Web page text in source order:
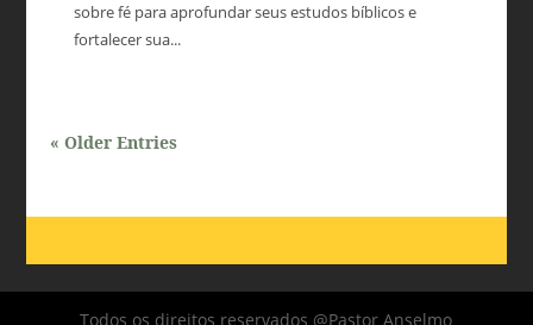
sobre fé para aprofundar seus estudos bíblicos e
fortalecer sua...
« Older Entries
Todos os direitos reservados @Pastor Anselmo